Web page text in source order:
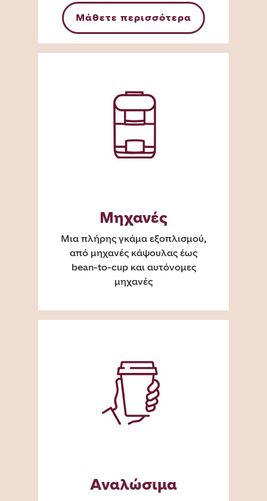
Μάθετε περισσότερα
Μηχανές
Μια πλήρης γκάμα εξοπλισμού,
από μηχανές κάψουλας έως
bean-to-cup και αυτόνομες
μηχανές
Αναλώσιμα